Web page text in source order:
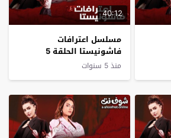
40:12
مسلسل اعترافات
فاشونيستا الحلقة 5
الخامسة
منذ 5 سنوات